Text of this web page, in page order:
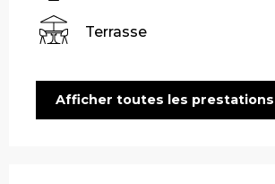
Terrasse
Afficher toutes les prestations